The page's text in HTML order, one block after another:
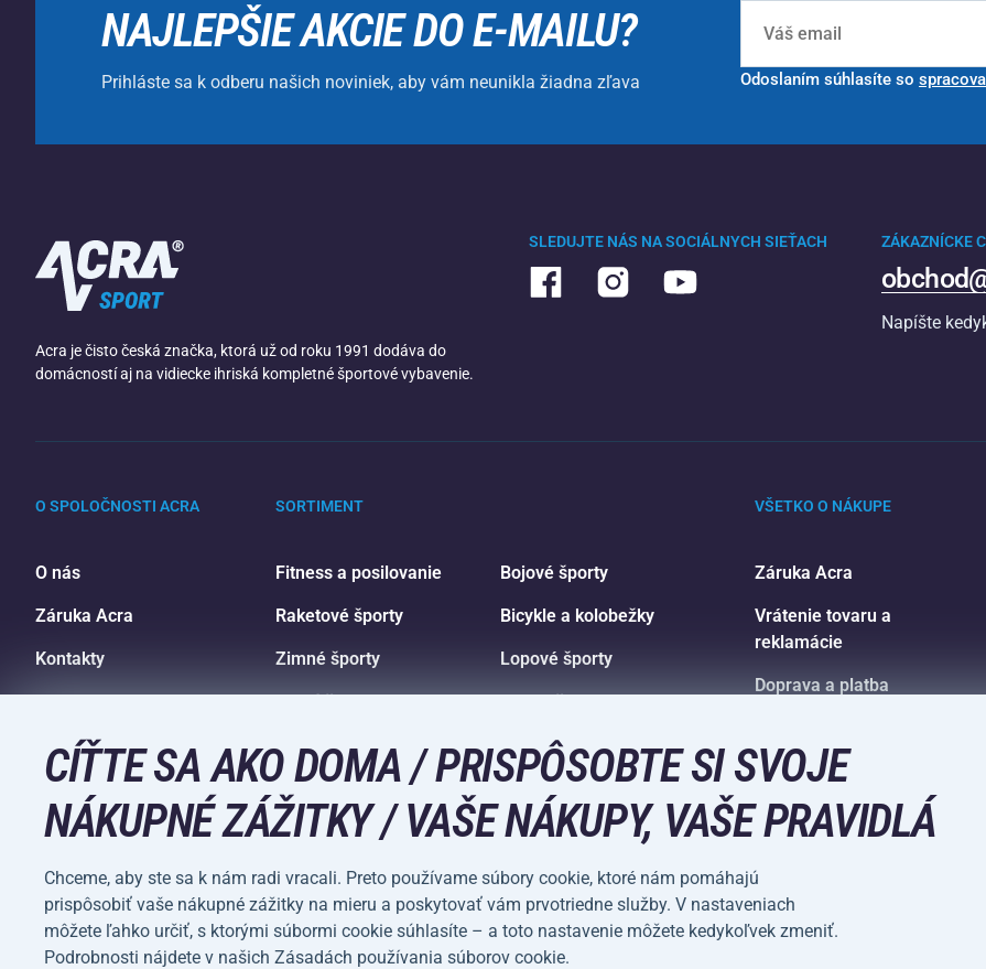
NAJLEPŠIE AKCIE DO E-MAILU?
Prihláste sa k odberu našich noviniek, aby vám neunikla žiadna zľava Odoslaním súhlasíte so
Acra je čisto česká značka, ktorá už od roku 1991 dodáva do
domácností aj na vidiecke ihriská kompletné športové vybavenie.
SLEDUJTE NÁS NA SOCIÁLNYCH SIEŤACH ZÁKAZNÍCKE
Napíšte
O SPOLOČNOSTI ACRA
O nás
Záruka Acra
Kontakty
Veľkoobchod
Nákupný sprievodca
SORTIMENT
Fitness a posilovanie
Raketové športy
Zimné športy
Voľný čas a zábava
Kempovanie a turistika
Bojové športy
Bicykle a kolobežky
Lopové športy
Vodné športy
Športové oblečenie a
doplnky
VŠETKO O NÁKUPE
Záruka Acra
Vrátenie tovaru a
reklamácie
Doprava a platba
Obchodné
podmienky
Ochrana osobných
údajov
Nastavenie súborov
CÍŤTE SA AKO DOMA / PRISPÔSOBTE SI SVOJE
NÁKUPNÉ ZÁŽITKY / VAŠE NÁKUPY, VAŠE PRAVIDLÁ
Chceme, aby ste sa k nám radi vracali. Preto používame súbory cookie, ktoré nám pomáhajú
prispôsobiť vaše nákupné zážitky na mieru a poskytovať vám prvotriedne služby. V nastaveniach
môžete ľahko určiť, s ktorými súbormi cookie súhlasíte – a toto nastavenie môžete kedykoľvek zmeniť.
Podrobnosti nájdete v našich Zásadách používania súborov cookie.